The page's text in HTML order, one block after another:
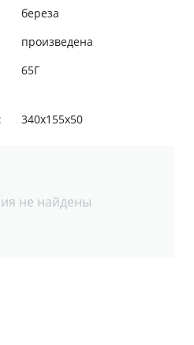
береза
произведена
65Г
340х155х50
не найдены